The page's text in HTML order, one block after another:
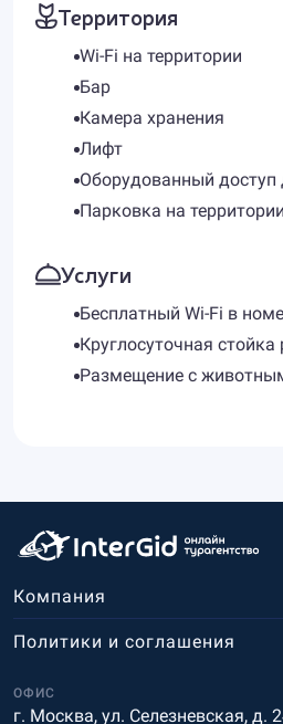
Территория
Wi-Fi на территории
Бар
Камера хранения
Лифт
Оборудованный доступ
Парковка на территории
Услуги
Бесплатный Wi-Fi в
Круглосуточная стойка
Размещение с
Компания
ОФИС
г. Москва, ул. Селезневская, д.
Политики и соглашения